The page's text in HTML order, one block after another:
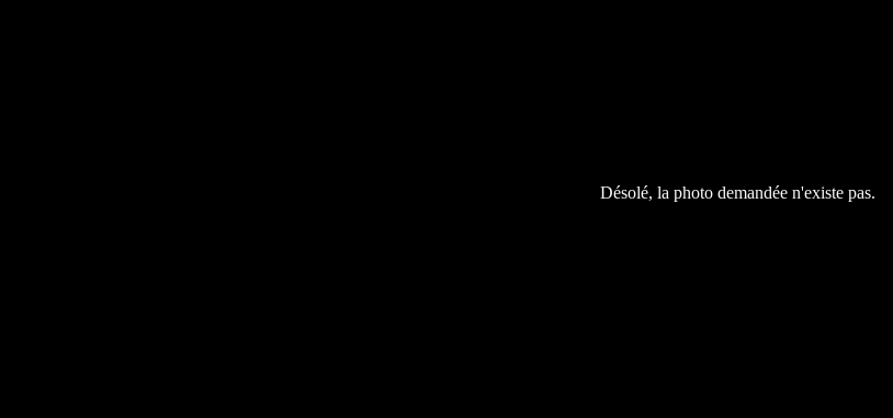
Désolé, la photo demandée n'existe pas.